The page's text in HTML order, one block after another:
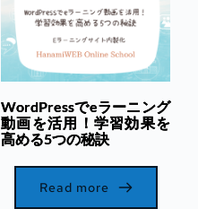
WordPressでeラーニング
動画を活用！学習効果を
高める5つの秘訣
Read more